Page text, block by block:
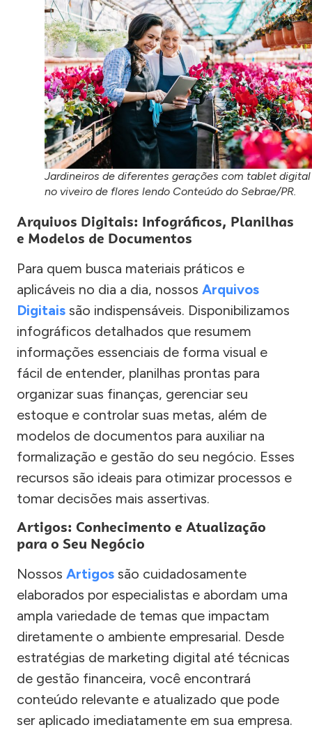
Jardineiros de diferentes gerações com tablet digital
no viveiro de flores lendo Conteúdo do Sebrae/PR.
Arquivos Digitais: Infográficos, Planilhas
e Modelos de Documentos
Para quem busca materiais práticos e
aplicáveis no dia a dia, nossos Arquivos
Digitais são indispensáveis. Disponibilizamos
infográficos detalhados que resumem
informações essenciais de forma visual e
fácil de entender, planilhas prontas para
organizar suas finanças, gerenciar seu
estoque e controlar suas metas, além de
modelos de documentos para auxiliar na
formalização e gestão do seu negócio. Esses
recursos são ideais para otimizar processos e
tomar decisões mais assertivas.
Artigos: Conhecimento e Atualização
para o Seu Negócio
Nossos Artigos são cuidadosamente
elaborados por especialistas e abordam uma
ampla variedade de temas que impactam
diretamente o ambiente empresarial. Desde
estratégias de marketing digital até técnicas
de gestão financeira, você encontrará
conteúdo relevante e atualizado que pode
ser aplicado imediatamente em sua empresa.